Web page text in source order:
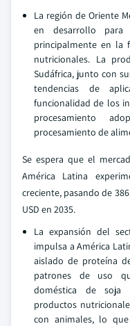
La región de Oriente
en desarrollo
principalmente en la
nutricionales. La
Sudáfrica, junto con
tendencias de
funcionalidad de los
procesamiento
procesamiento de
Se espera que el
América Latina
creciente, pasando de
USD en 2035.
La expansión del
impulsa a América
aislado de proteína
patrones de uso
doméstica de soja
productos
con animales, lo